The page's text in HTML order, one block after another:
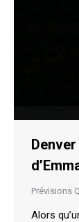
Prévisions
Alors